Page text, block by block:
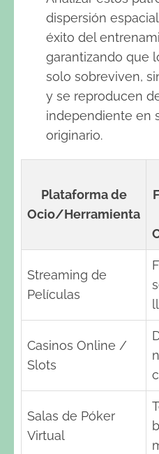
dispersión
éxito del
garantizando que
solo sobreviven,
y se reproducen
independiente en
originario.
Plataforma de
Ocio/Herramienta
Streaming de
Películas
Casinos Online /
Slots
Salas de Póker
Virtual